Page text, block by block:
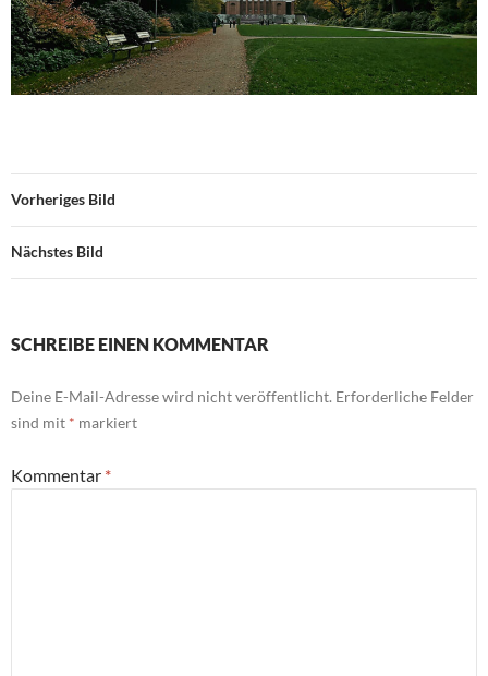
Vorheriges Bild
Nächstes Bild
SCHREIBE EINEN KOMMENTAR
Deine E-Mail-Adresse wird nicht veröffentlicht. Erforderliche Felder
sind mit * markiert
Kommentar *